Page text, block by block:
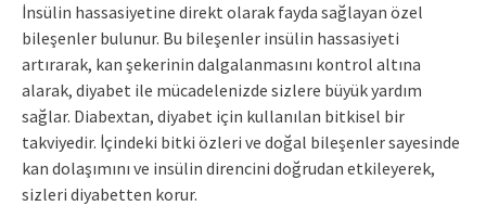
İnsülin hassasiyetine direkt olarak fayda sağlayan özel
bileşenler bulunur. Bu bileşenler insülin hassasiyeti
artırarak, kan şekerinin dalgalanmasını kontrol altına
alarak, diyabet ile mücadelenizde sizlere büyük yardım
sağlar. Diabextan, diyabet için kullanılan bitkisel bir
takviyedir. İçindeki bitki özleri ve doğal bileşenler sayesinde
kan dolaşımını ve insülin direncini doğrudan etkileyerek,
sizleri diyabetten korur.